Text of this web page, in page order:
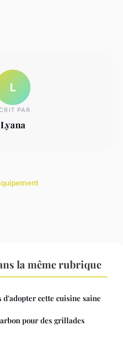
L
PAR
Lyana
la même rubrique
d'adopter cette cuisine saine
pour des grillades